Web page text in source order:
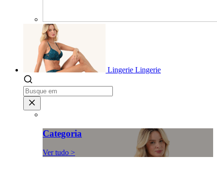
Lingerie Lingerie
Categoria
Ver tudo >